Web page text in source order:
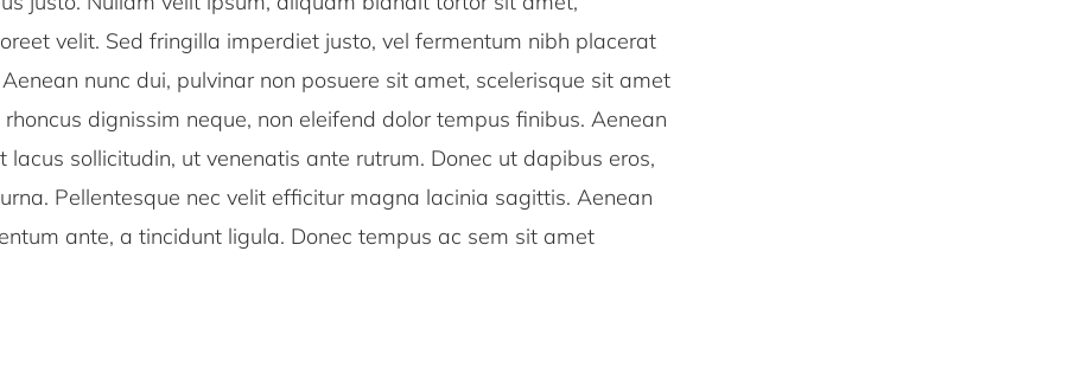
velit. Sed fringilla imperdiet justo, vel fermentum nibh placerat
nunc dui, pulvinar non posuere sit amet, scelerisque sit amet
rhoncus dignissim neque, non eleifend dolor tempus finibus. Aenean
lacus sollicitudin, ut venenatis ante rutrum. Donec ut dapibus eros,
Pellentesque nec velit efficitur magna lacinia sagittis. Aenean
ante, a tincidunt ligula. Donec tempus ac sem sit amet